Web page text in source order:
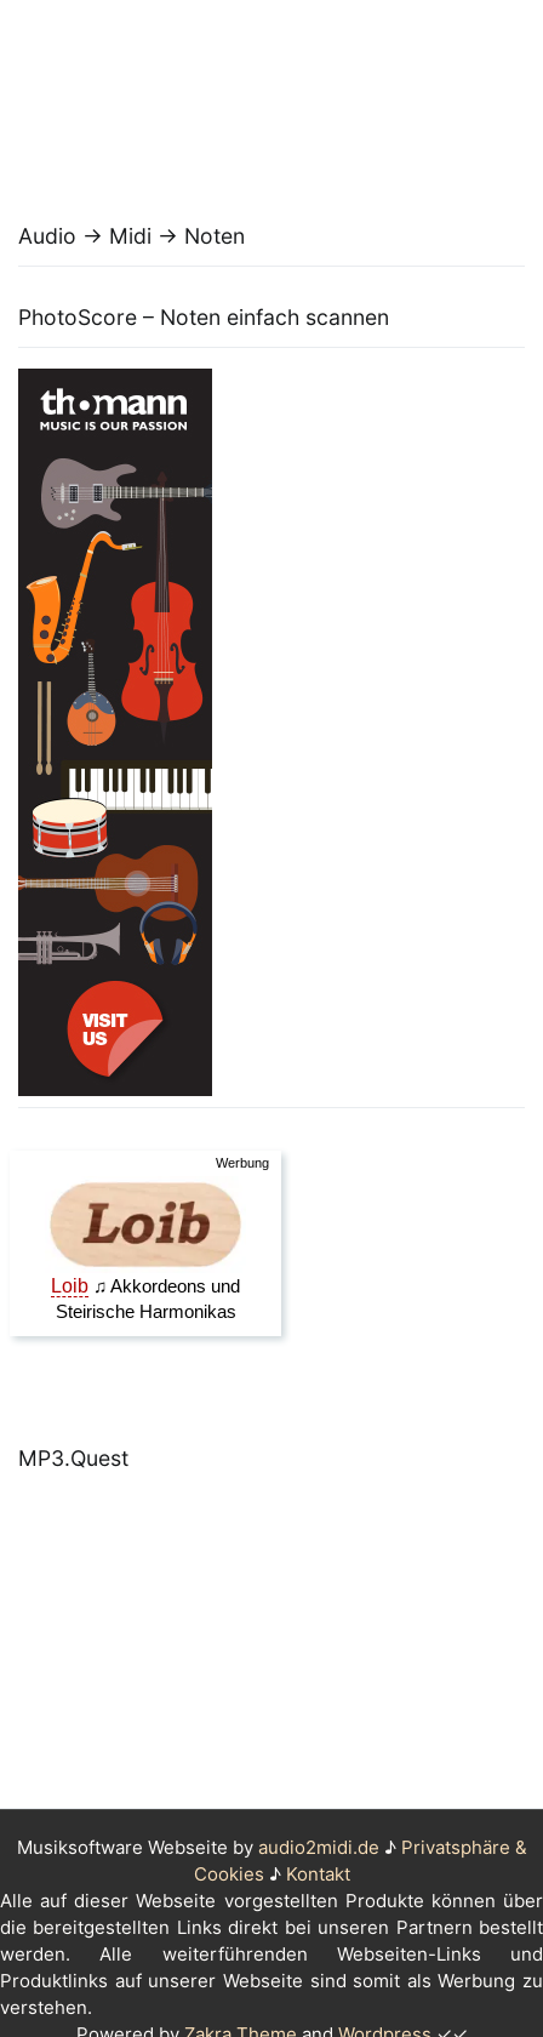
Audio → Midi → Noten
PhotoScore – Noten einfach scannen
MP3.Quest
Musiksoftware Webseite by audio2midi.de ♪ Privatsphäre &
Cookies ♪ Kontakt
Alle auf dieser Webseite vorgestellten Produkte können über
die bereitgestellten Links direkt bei unseren Partnern bestellt
werden. Alle weiterführenden Webseiten-Links und
Produktlinks auf unserer Webseite sind somit als Werbung zu
verstehen.